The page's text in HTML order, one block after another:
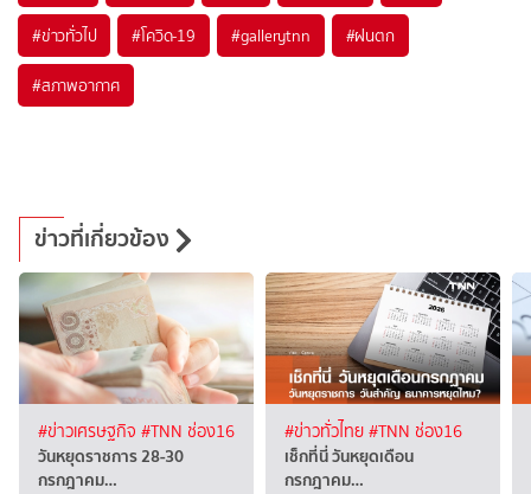
#ข่าวทั่วไป #โควิด-19 #gallerytnn #ฝนตก
#สภาพอากาศ
ข่าวที่เกี่ยวข้อง
#ข่าวเศรษฐกิจ #TNN ช่อง16
วันหยุดราชการ 28-30
กรกฎาคม…
#ข่าวทั่วไทย#TNN ช่อง16
เช็กที่นี่ วันหยุดเดือน
กรกฎาคม…